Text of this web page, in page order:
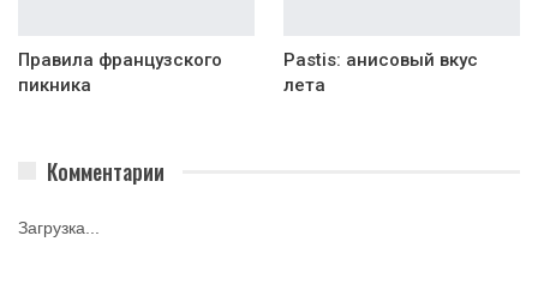
Правила французского
пикника
Pastis: анисовый вкус
лета
Комментарии
Загрузка...